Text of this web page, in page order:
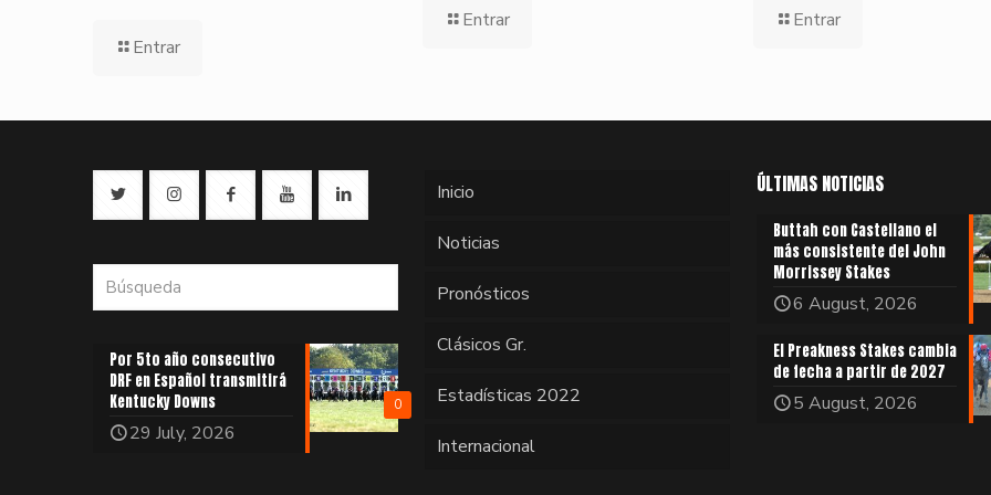
Entrar
Entrar Entrar
0
Por 5to año consecutivo
DRF en Español transmitirá
Kentucky Downs
29 July, 2026
Inicio
Noticias
Pronósticos
Clásicos Gr.
Estadísticas 2022
Internacional
ÚLTIMAS NOTICIAS
Buttah con Castellano el
más consistente del John
Morrissey Stakes
6 August, 2026
El Preakness Stakes cambia
de fecha a partir de 2027
5 August, 2026